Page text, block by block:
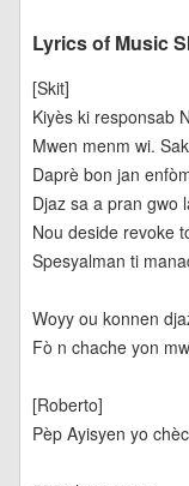
Lyrics of Music
[Skit]
Kiyès ki responsab
Mwen menm wi.
Daprè bon jan
Djaz sa a pran gwo
Nou deside revoke
Spesyalman ti
Woyy ou konnen
Fò n chache yon
[Roberto]
Pèp Ayisyen yo